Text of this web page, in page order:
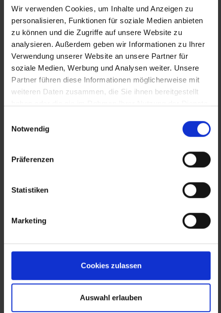
Wir verwenden Cookies, um Inhalte und Anzeigen zu
personalisieren, Funktionen für soziale Medien anbieten
zu können und die Zugriffe auf unsere Website zu
analysieren. Außerdem geben wir Informationen zu Ihrer
Verwendung unserer Website an unsere Partner für
soziale Medien, Werbung und Analysen weiter. Unsere
Partner führen diese Informationen möglicherweise mit
weiteren Daten zusammen, die Sie ihnen bereitgestellt
Notwendig
Präferenzen
Statistiken
Marketing
Cookies zulassen
Auswahl erlauben
letzten Sekunde. Fast sah es nach einem
Gleichstand aus – doch am Ende galt die
einfache Regel: Wer zuerst am Zielfloß steht,
gewinnt. Und so sicherte sich das TreeTeam den
Sieg.
Gesamt-Klassementals PDF aufrufen
Regattavideo
Transitarbeitskräfte der KÜMMEREI, die das tolle
Video gestaltet haben! Danke auch an alle
beigetragen haben: von der Organisation bis zum